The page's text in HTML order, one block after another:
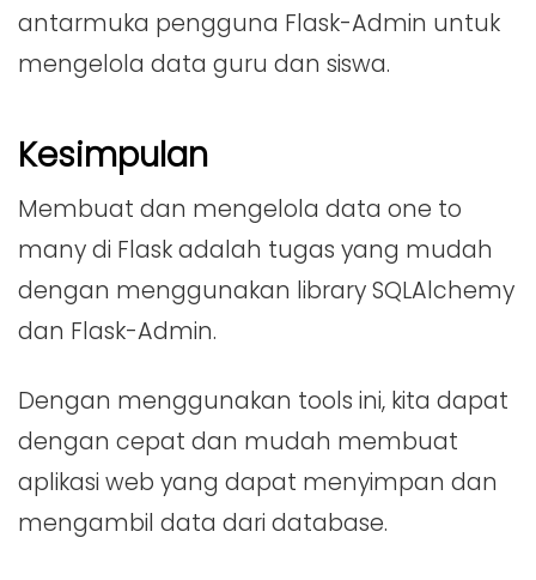
antarmuka pengguna Flask-Admin untuk
mengelola data guru dan siswa.
Kesimpulan
Membuat dan mengelola data one to
many di Flask adalah tugas yang mudah
dengan menggunakan library SQLAlchemy
dan Flask-Admin.
Dengan menggunakan tools ini, kita dapat
dengan cepat dan mudah membuat
aplikasi web yang dapat menyimpan dan
mengambil data dari database.